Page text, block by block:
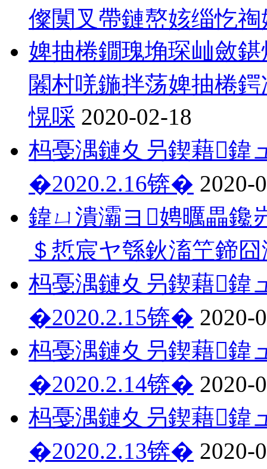
儏闃叉帶鏈嶅姟缁忔
婢抽棬鐗瑰埆琛屾斂
闂村唴鍦拌荡婢抽棬
愰啋 2020-02-18
杩戞湡鏈夊叧鍥藉鍏
�2020.2.16锛� 2020-
鍏ㄩ潰灞ヨ娉曞畾鑱
＄悊宸ヤ綔鈥滀笁鍗
杩戞湡鏈夊叧鍥藉鍏
�2020.2.15锛� 2020-
杩戞湡鏈夊叧鍥藉鍏
�2020.2.14锛� 2020-
杩戞湡鏈夊叧鍥藉鍏
�2020.2.13锛� 2020-